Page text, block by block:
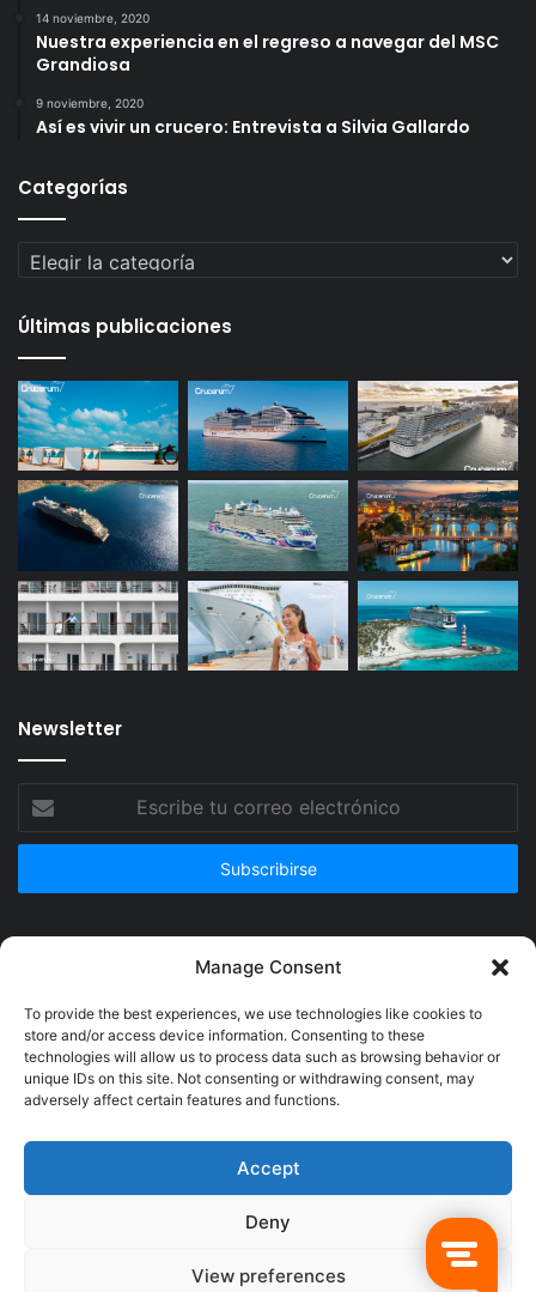
Manage Consent
To provide the best experiences, we use technologies like cookies to
store and/or access device information. Consenting to these
technologies will allow us to process data such as browsing behavior or
unique IDs on this site. Not consenting or withdrawing consent, may
adversely affect certain features and functions.
Accept
Deny
View preferences
14 noviembre, 2020
Nuestra experiencia en el regreso a navegar del MSC
Grandiosa
9 noviembre, 2020
Así es vivir un crucero: Entrevista a Silvia Gallardo
Categorías
Categorías
Últimas publicaciones
Newsletter
correo
© Copyright 2026, Todos los derechos reservados @Crucerum |
Facebook
TwitterYouTubeInstagram